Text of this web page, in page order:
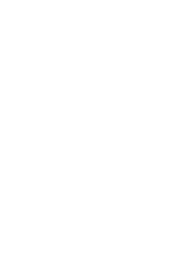
leitet und gezielt fachliche
zur Prüfung der
erforderlichen
und sonstigen Unterlagen
der zuständigen
beziehungsweise den
weitere Unterlagen für eine
sind, sind diese nachzureichen.
fordert die
die an dem Verfahren zu
auf, ihre Stellungnahme zu den
abzugeben. Bei einem
erfolgt zudem eine
bei dem das Vorhaben
und die Antragsunterlagen